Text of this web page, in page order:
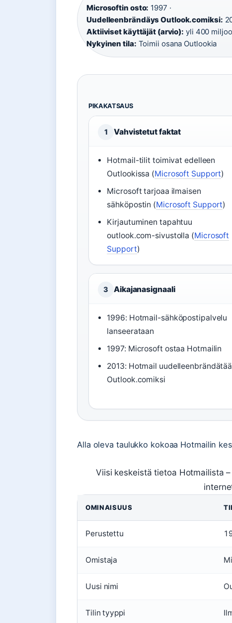
Microsoftin osto: 1997 ·
Uudelleenbrändäys Outlook.comiksi:
Aktiiviset käyttäjät (arvio): yli 400
Nykyinen tila: Toimii osana Outlookia
PIKAKATSAUS
1 Vahvistetut faktat
Hotmail-tilit toimivat edelleen
Outlookissa (Microsoft Support)
Microsoft tarjoaa ilmaisen
sähköpostin (Microsoft Support)
Kirjautuminen tapahtuu
outlook.com-sivustolla (Microsoft
Support)
3 Aikajanasignaali
1996: Hotmail-sähköpostipalvelu
lanseerataan
1997: Microsoft ostaa Hotmailin
2013: Hotmail
Outlook.comiksi
Alla oleva taulukko kokoaa Hotmailin
Viisi keskeistä tietoa Hotmailista
OMINAISUUS
Perustettu
Omistaja
Uusi nimi
Tilin tyyppi